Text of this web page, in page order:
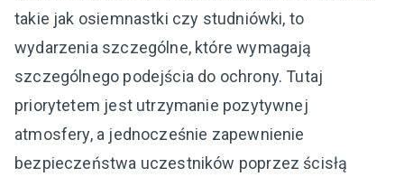
takie jak osiemnastki czy studniówki, to
wydarzenia szczególne, które wymagają
szczególnego podejścia do ochrony. Tutaj
priorytetem jest utrzymanie pozytywnej
atmosfery, a jednocześnie zapewnienie
bezpieczeństwa uczestników poprzez ścisłą